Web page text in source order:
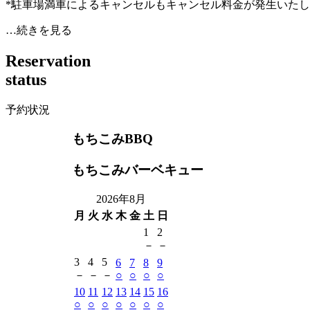
*駐車場満車によるキャンセルもキャンセル料金が発生いた
…続きを見る
Reservation
status
予約状況
もちこみBBQ
もちこみバーベキュー
2026年8月
月 火 水 木 金 土 日
1
－
2
－
3
－
4
－
5
－
6
○
7
○
8
○
9
○
10
○
11
○
12
○
13
○
14
○
15
○
16
○